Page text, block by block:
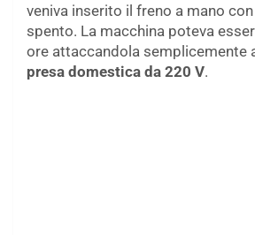
veniva inserito il freno a mano
spento. La macchina poteva
ore attaccandola semplicemente
presa domestica da 220 V.